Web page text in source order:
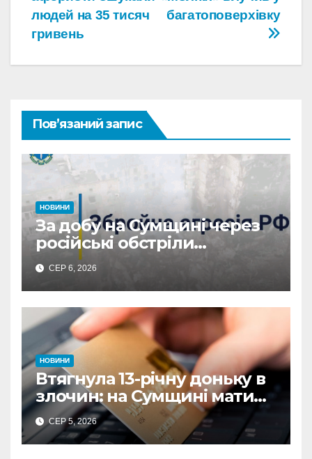
багатоповерхівку
людей на 35 тисяч
гривень
Пов’язаний запис
НОВИНИ
За добу на Сумщині через
російські обстріли
загинули троє людей, 19
поранено
СЕР 6, 2026
НОВИНИ
Втягнула 13-річну доньку в
злочин: на Сумщині мати
витратила майже 480
тисяч грн з викраденої
картки
СЕР 5, 2026